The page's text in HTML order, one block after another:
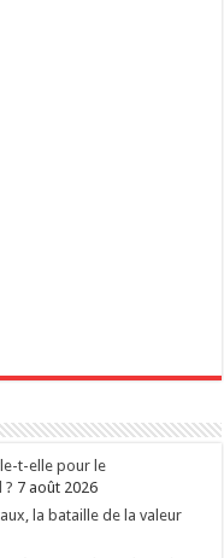
t-elle pour le
? 7 août 2026
la bataille de la valeur